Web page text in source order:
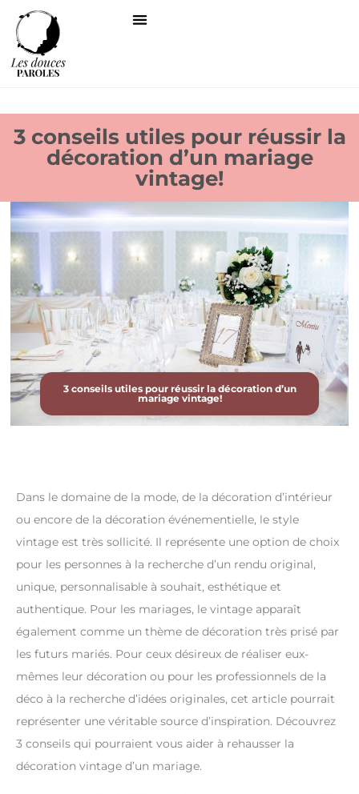
3 conseils utiles pour réussir la
décoration d’un mariage
vintage!
3 conseils utiles pour réussir la décoration d’un
mariage vintage!
Dans le domaine de la mode, de la décoration d’intérieur
ou encore de la décoration événementielle, le style
vintage est très sollicité. Il représente une option de choix
pour les personnes à la recherche d’un rendu original,
unique, personnalisable à souhait, esthétique et
authentique. Pour les mariages, le vintage apparaît
également comme un thème de décoration très prisé par
les futurs mariés. Pour ceux désireux de réaliser eux-
mêmes leur décoration ou pour les professionnels de la
déco à la recherche d’idées originales, cet article pourrait
représenter une véritable source d’inspiration. Découvrez
3 conseils qui pourraient vous aider à rehausser la
décoration vintage d’un mariage.